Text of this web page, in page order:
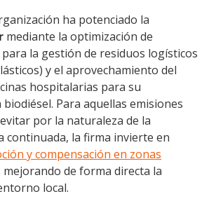
ha potenciado la
mediante la optimización de
la gestión de residuos logísticos
y el aprovechamiento del
hospitalarias para su
Para aquellas emisiones
por la naturaleza de la
continuada, la firma invierte en
y compensación en zonas
mejorando de forma directa la
local.